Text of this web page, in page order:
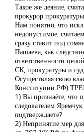
Такое же деяние,
прокурор
Нам понятно, что
недопустимое,
сразу ставит под
Пашаева, как
ответственности
СК, прокуратуры и
Осуществляя свою
Конституции РФ)
1) Вы признаёте, что
следователем
подтверждаете?
2) Непринятие мер